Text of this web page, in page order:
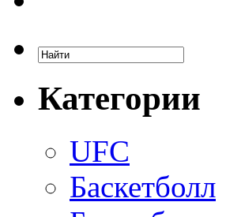
Категории
UFC
Баскетболл